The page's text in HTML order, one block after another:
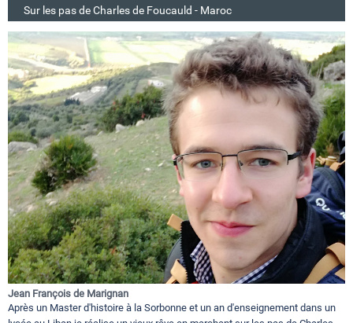
Sur les pas de Charles de Foucauld - Maroc
Jean François de Marignan
Après un Master d'histoire à la Sorbonne et un an d'enseignement dans un